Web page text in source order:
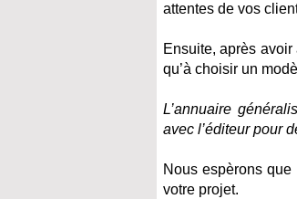
attentes de vos
Ensuite, après
qu’à choisir un
L’annuaire
avec l’éditeur pour
Nous espèrons
votre projet.